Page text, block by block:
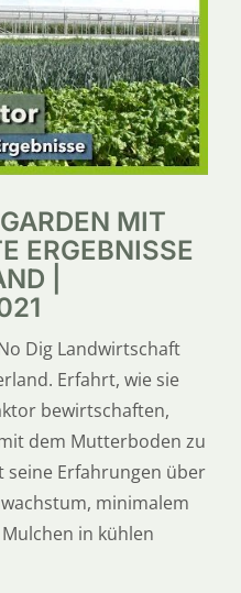
MIT
ERGEBNISSE
|
Dig Landwirtschaft
Erfahrt, wie sie
bewirtschaften,
dem Mutterboden zu
seine Erfahrungen über
minimalem
in kühlen